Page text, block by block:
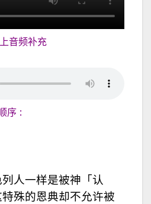
音频补充
序 :
人一样是被神「认
殊的恩典却不允许被